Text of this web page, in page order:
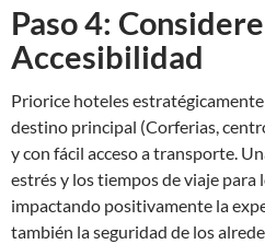
Paso 4:
Accesibilidad
Priorice hoteles
destino principal (Corferias,
y con fácil acceso a transporte.
estrés y los tiempos de viaje para
impactando positivamente la
también la seguridad de los